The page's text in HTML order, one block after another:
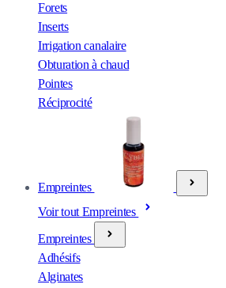
Forets
Inserts
Irrigation canalaire
Obturation à chaud
Pointes
Réciprocité
Empreintes
Voir tout Empreintes
Empreintes
Adhésifs
Alginates